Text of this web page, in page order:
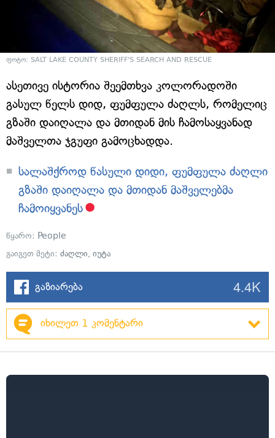
ფოტო: SALT LAKE COUNTY SHERIFF'S SEARCH AND RESCUE
ასეთივე ისტორია შეემთხვა კოლორადოში
გასულ წელს დიდ, ფუმფულა ძაღლს, რომელიც
გზაში დაიღალა და მთიდან მის ჩამოსაყვანად
მაშველთა ჯგუფი გამოცხადდა.
სალაშქროდ წასული დიდი, ფუმფულა ძაღლი
გზაში დაიღალა და მთიდან მაშველებმა
ჩამოიყვანეს
წყარო: People
გაიგეთ მეტი: ძაღლი, იუტა
გაზიარება 4.4K
იხილეთ 1 კომენტარი